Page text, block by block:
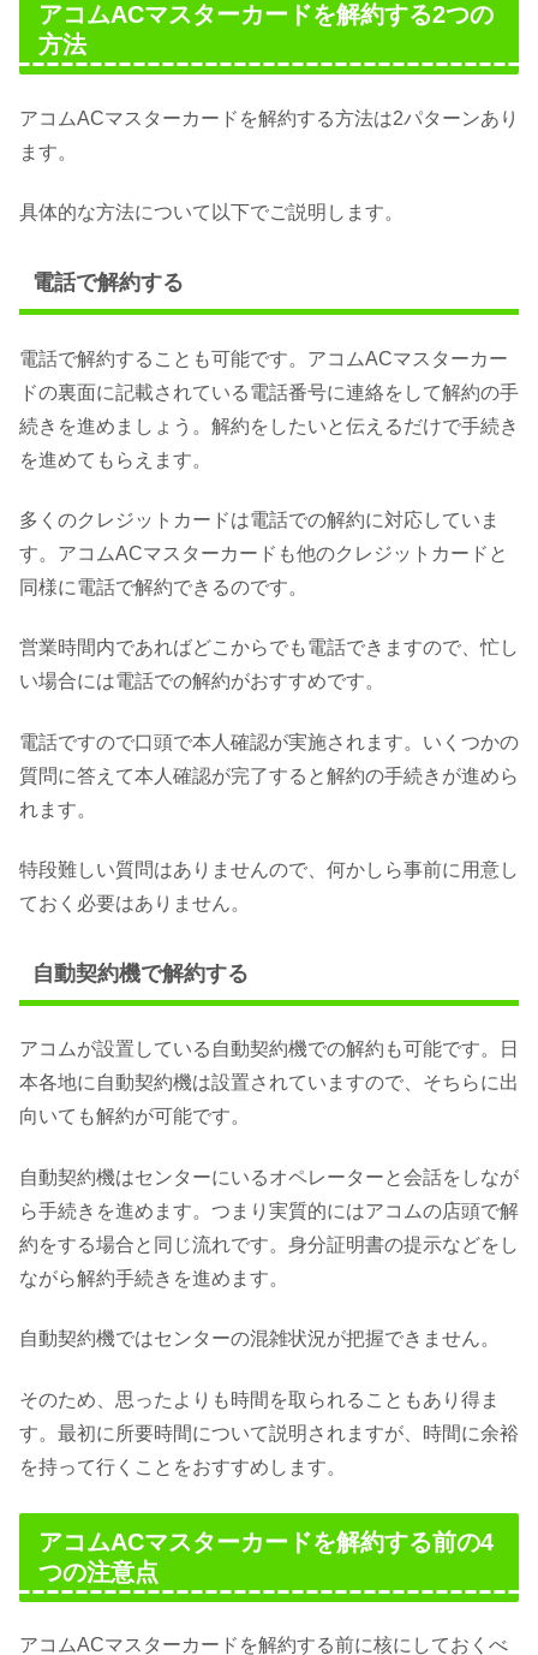
アコムACマスターカードを解約する2つの
方法
アコムACマスターカードを解約する方法は2パターンあり
ます。
具体的な方法について以下でご説明します。
電話で解約する
電話で解約することも可能です。アコムACマスターカー
ドの裏面に記載されている電話番号に連絡をして解約の手
続きを進めましょう。解約をしたいと伝えるだけで手続き
を進めてもらえます。
多くのクレジットカードは電話での解約に対応していま
す。アコムACマスターカードも他のクレジットカードと
同様に電話で解約できるのです。
営業時間内であればどこからでも電話できますので、忙し
い場合には電話での解約がおすすめです。
電話ですので口頭で本人確認が実施されます。いくつかの
質問に答えて本人確認が完了すると解約の手続きが進めら
れます。
特段難しい質問はありませんので、何かしら事前に用意し
ておく必要はありません。
自動契約機で解約する
アコムが設置している自動契約機での解約も可能です。日
本各地に自動契約機は設置されていますので、そちらに出
向いても解約が可能です。
自動契約機はセンターにいるオペレーターと会話をしなが
ら手続きを進めます。つまり実質的にはアコムの店頭で解
約をする場合と同じ流れです。身分証明書の提示などをし
ながら解約手続きを進めます。
自動契約機ではセンターの混雑状況が把握できません。
そのため、思ったよりも時間を取られることもあり得ま
す。最初に所要時間について説明されますが、時間に余裕
を持って行くことをおすすめします。
アコムACマスターカードを解約する前の4
つの注意点
アコムACマスターカードを解約する前に核にしておくべ